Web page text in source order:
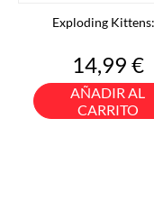
Exploding
Precio
14,99 €
AÑADIR AL
CARRITO